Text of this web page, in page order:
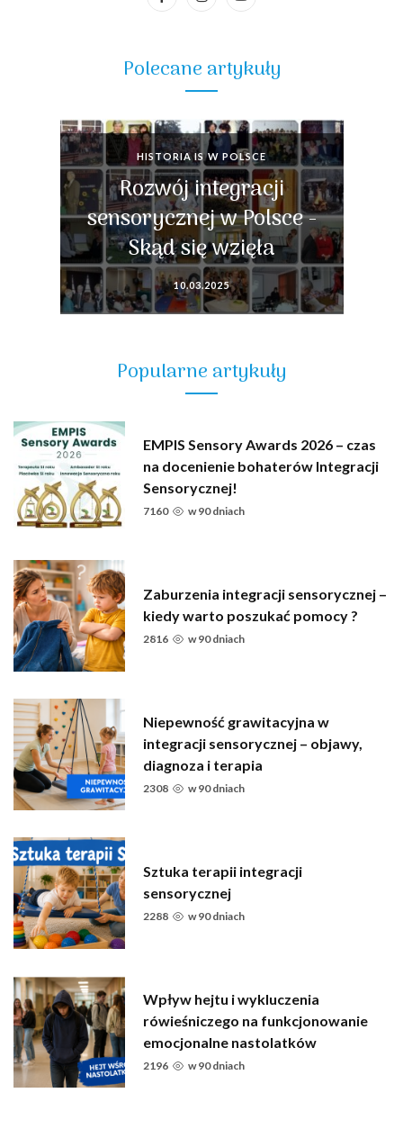
Polecane artykuły
HISTORIA IS W POLSCE
Rozwój integracji
sensorycznej w Polsce -
Skąd się wzięła
10.03.2025
Popularne artykuły
EMPIS Sensory Awards 2026 – czas
na docenienie bohaterów Integracji
Sensorycznej!
7160 w90 dniach
Zaburzenia integracji sensorycznej –
kiedy warto poszukać pomocy ?
2816 w90 dniach
Niepewność grawitacyjna w
integracji sensorycznej – objawy,
diagnoza i terapia
2308 w90 dniach
Sztuka terapii integracji
sensorycznej
2288 w90 dniach
Wpływ hejtu i wykluczenia
rówieśniczego na funkcjonowanie
emocjonalne nastolatków
2196 w90 dniach